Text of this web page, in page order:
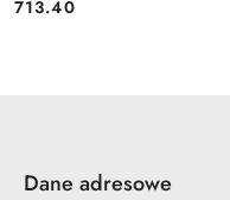
Cena:
713.40
Dane adresowe